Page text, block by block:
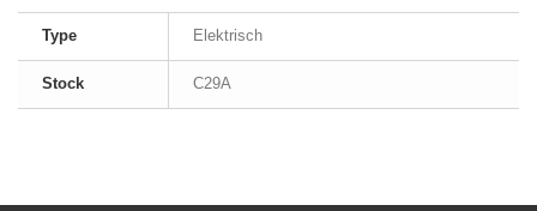
Type Elektrisch
Stock C29A